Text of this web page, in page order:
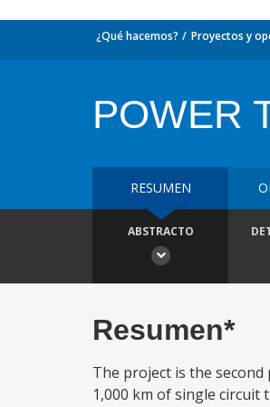
¿Qué hacemos? Proyectos y
POWER
RESUMEN
ABSTRACTO
Resumen*
The project is the
1,000 km of single